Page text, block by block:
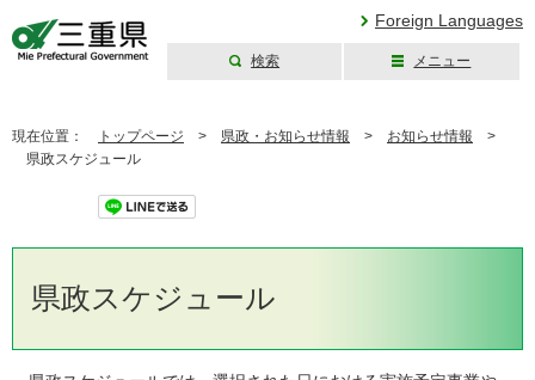
Foreign Languages
検索 メニュー
現在位置： トップページ > 県政・お知らせ情報 > お知らせ情報 >
県政スケジュール
県政スケジュール